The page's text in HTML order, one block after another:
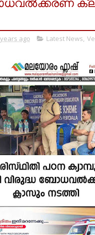
ago Latest News,